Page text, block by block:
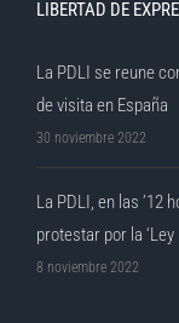
LIBERTAD DE
La PDLI se reune
de visita en España
30 noviembre 2022
La PDLI, en las ’12
protestar por la ‘Ley
8 noviembre 2022